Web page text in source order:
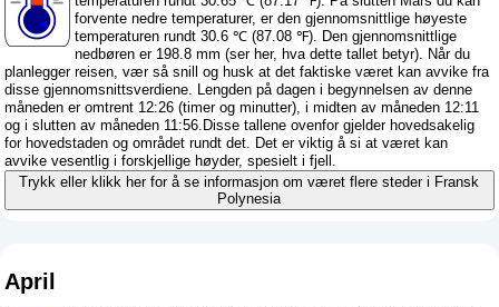
forvente nedre temperaturer, er den gjennomsnittlige høyeste
temperaturen rundt 30.6 ℃ (87.08 ℉). Den gjennomsnittlige
nedbøren er 198.8 mm (ser her, hva dette tallet betyr). Når du
planlegger reisen, vær så snill og husk at det faktiske været kan avvike fra
disse gjennomsnittsverdiene. Lengden på dagen i begynnelsen av denne
måneden er omtrent 12:26 (timer og minutter), i midten av måneden 12:11
og i slutten av måneden 11:56.Disse tallene ovenfor gjelder hovedsakelig
for hovedstaden og området rundt det. Det er viktig å si at været kan
avvike vesentlig i forskjellige høyder, spesielt i fjell.
Trykk eller klikk her for å se informasjon om været flere steder i Fransk
Polynesia
April